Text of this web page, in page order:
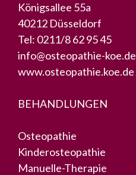
Königsallee 55a
40212 Düsseldorf
Tel: 0211/8 62 95 45
info@osteopathie-koe.de
www.osteopathie.koe.de
BEHANDLUNGEN
Osteopathie
Kinderosteopathie
Manuelle-Therapie